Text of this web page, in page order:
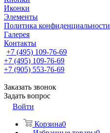
Иконки
Элементы
Политика конфиденциальности
Галерея
Контакты
+7 (495) 109-76-69
+7 (495) 109-76-69
+7 (905) 553-76-69
Заказать звонок
Задать вопрос
Войти
Корзина0